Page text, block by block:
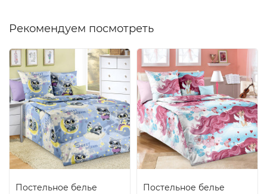
Рекомендуем посмотреть
Постельное белье
Постельное белье